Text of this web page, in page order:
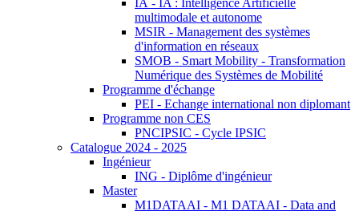
IA - IA : Intelligence Artificielle
multimodale et autonome
MSIR - Management des systèmes
d'information en réseaux
SMOB - Smart Mobility - Transformation
Numérique des Systèmes de Mobilité
Programme d'échange
PEI - Echange international non diplomant
Programme non CES
PNCIPSIC - Cycle IPSIC
Catalogue 2024 - 2025
Ingénieur
ING - Diplôme d'ingénieur
Master
M1DATAAI - M1 DATAAI - Data and